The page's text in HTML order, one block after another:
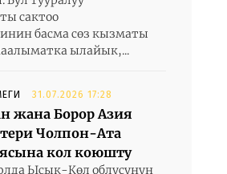
сактоо
басма сөз кызматы
ылайык,...
31.07.2026 17:28
жана Борор Азия
Чолпон-Ата
кол коюшту
Ысык-Көл облусунун